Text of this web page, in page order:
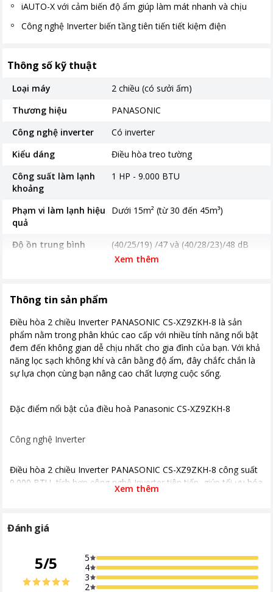
iAUTO-X với cảm biến độ ẩm giúp làm mát nhanh và chịu
Công nghệ Inverter biến tầng tiên tiến tiết kiệm điện
Thông số kỹ thuật
Loại máy
2 chiều (có sưởi ấm)
Thương hiệu
PANASONIC
Công nghệ inverter
Có inverter
Kiểu dáng
Điều hòa treo tường
Công suất làm lạnh
khoảng
1 HP - 9.000 BTU
Phạm vi làm lạnh hiệu
quả
Dưới 15m² (từ 30 đến 45m³)
Độ ồn trung bình
(40/25/19) /47 và (40/28/23)/48 dB
2023
cục nóng
Loại Gas
R-32
Nơi sản xuất
Malaysia
Thời gian bảo hành
12 tháng
điện
khử mùi
nghệ lọc không khí Nanoe™ X thế hệ
3
Kích thước - Khối
Kích thước - Khối
lượng dàn nóng
780 x 289 x 542 mm- 31 kg
Xem thêm
Thông tin sản phẩm
Điều hòa 2 chiều Inverter PANASONIC CS-XZ9ZKH-8 là sản
phẩm nằm trong phân khúc cao cấp với nhiều tính năng nổi bật
đem đến không gian dễ chịu nhất cho gia đình của bạn. Với khả
năng lọc sạch không khí và cân bằng độ ẩm, đây chắfc chắn là
sự lựa chọn cùng bạn nâng cao chất lượng cuộc sống.
Đặc điểm nổi bật của điều hoà Panasonic CS-XZ9ZKH-8
Công nghệ Inverter
Điều hòa 2 chiều Inverter PANASONIC CS-XZ9ZKH-8 công suất
9.000 BTU, tích hợp công nghệ Inverter tiên tiến, giúp tối ưu hóa
hiệu suất làm lạnh và sưởi ấm.
độ cần thiết, giảm thiểu sự dao động nhiệt độ và tiêu thụ điện
Điều này không những giúp tiết kiệm năng lượng hiệu quả mà
còn đảm bảo môi trường sống thoải mái, dễ chịu cho người
dùng.
Xem thêm
Đánh giá
5/5
5
4
3
2